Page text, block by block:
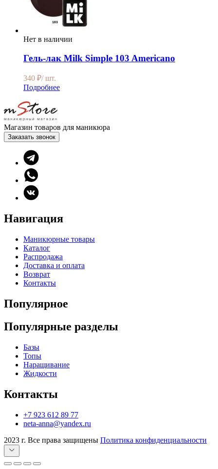
Нет в наличии
Гель-лак Milk Simple 103 Americano
340 ₽/ шт.
Подробнее
Магазин товаров для маникюра
Заказать звонок
Навигация
Маникюрные товары
Каталог
Распродажа
Доставка и оплата
Возврат
Контакты
Популярное
Популярные разделы
Базы
Топы
Наращивание
Жидкости
Контакты
+7 923 612 89 77
neta-anna@yandex.ru
2023 г. Все права защищены Политика конфиденциальности